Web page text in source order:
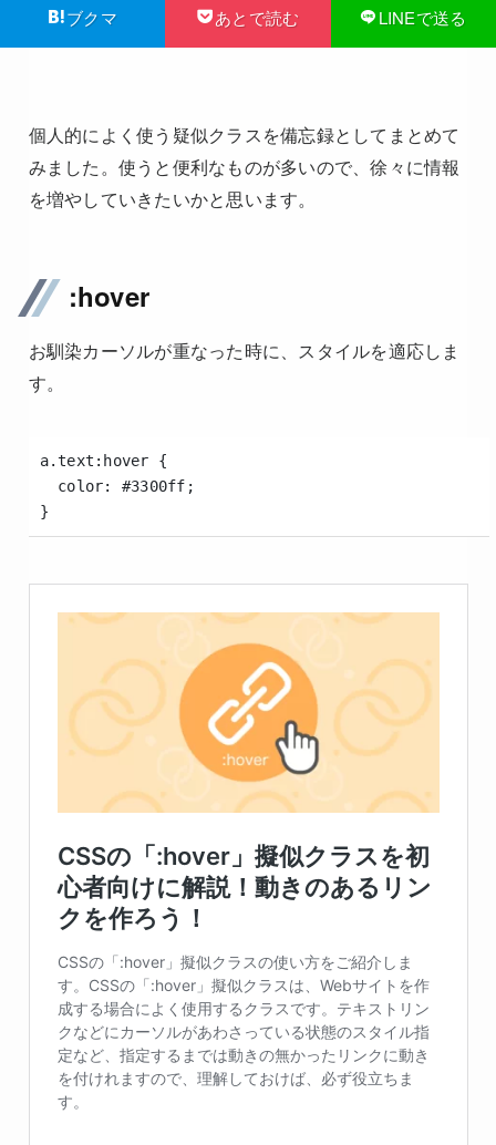
ブクマ あとで読む LINEで送る
個人的によく使う疑似クラスを備忘録としてまとめて
みました。使うと便利なものが多いので、徐々に情報
を増やしていきたいかと思います。
:hover
お馴染カーソルが重なった時に、スタイルを適応しま
す。
a.text:hover {
  color: #3300ff;
}